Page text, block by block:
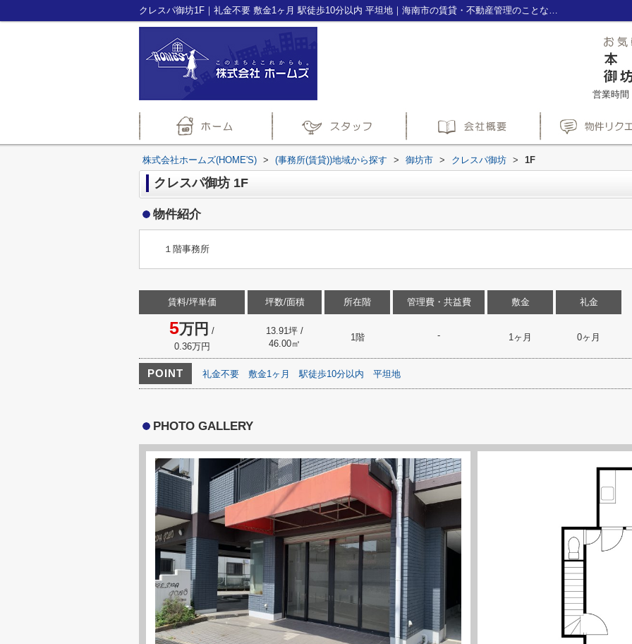
クレスパ御坊1F｜礼金不要 敷金1ヶ月 駅徒歩10分以内 平坦地｜海南市の賃貸・不動産管理のことなら株式会社ホームズ(HOME'S)へ
営業時間
株式会社ホームズ(HOME'S) > (事務所(賃貸))地域から探す > 御坊市 > クレスパ御坊 > 1F
クレスパ御坊 1F
物件紹介
１階事務所
賃料/坪単価
5万円 /
0.36万円
坪数/面積
13.91坪 /
46.00㎡
所在階
1階
管理費・共益費
-
敷金
1ヶ月
礼金
0ヶ月
POINT 礼金不要 敷金1ヶ月 駅徒歩10分以内 平坦地
PHOTO GALLERY